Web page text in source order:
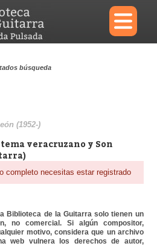
×
Reproductor
búsqueda
(1952-)
veracruzano y Son
completo necesitas estar registrado
Biblioteca de la Guitarra solo tienen un
no comercial. Si algún compositor,
motivo, considera que un archivo
web vulnera los derechos de autor,